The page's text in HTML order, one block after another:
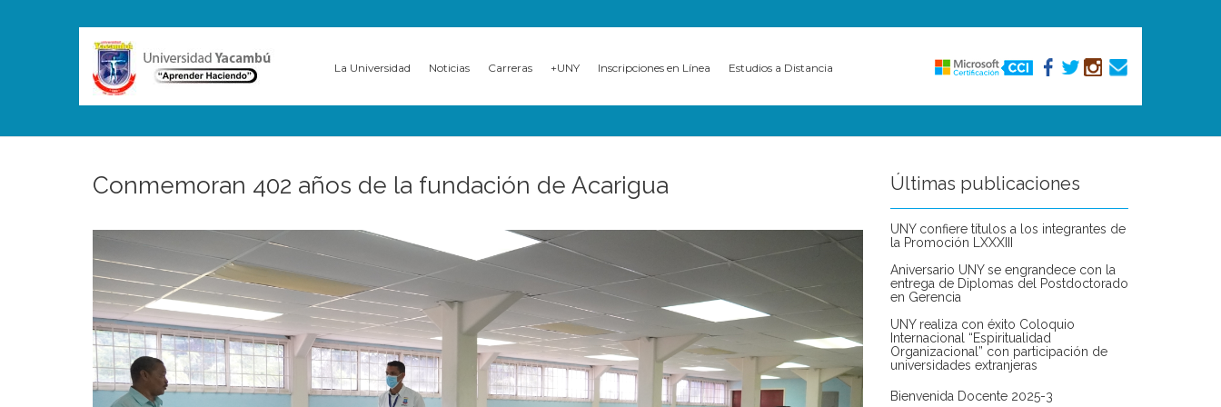
La Universidad Noticias Carreras +UNY Inscripciones en Línea Estudios a Distancia
Conmemoran 402 años de la fundación de Acarigua Últimas publicaciones
UNY confiere títulos a los integrantes de
la Promoción LXXXIII
Aniversario UNY se engrandece con la
entrega de Diplomas del Postdoctorado
en Gerencia
UNY realiza con éxito Coloquio
Internacional “Espiritualidad
Organizacional” con participación de
universidades extranjeras
Bienvenida Docente 2025-3